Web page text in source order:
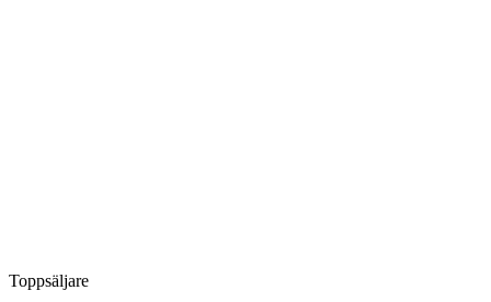
Toppsäljare